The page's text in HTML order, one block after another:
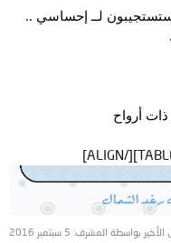
ستستجيبون لــ إحساسي ..
أرواح
الأخير بواسطة المشرف: 5 سبتمبر 2016